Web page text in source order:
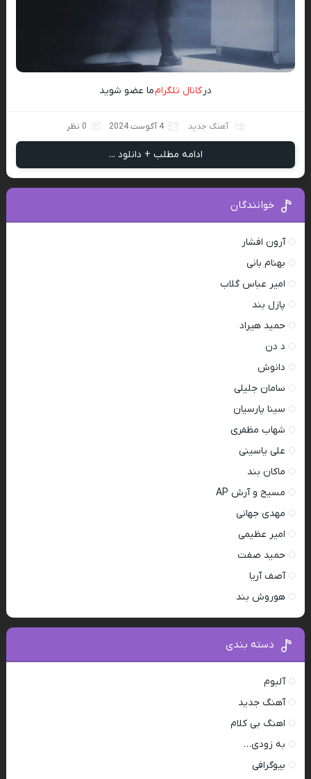
درکانال تلگرامما عضو شوید
آهنگ جدید 4 آگوست 2024 0 نظر
ادامه مطلب + دانلود ...
خوانندگان
آرون افشار
بهنام بانی
امیر عباس گلاب
پازل بند
حمید هیراد
د دن
دانوش
سامان جلیلی
سینا پارسیان
شهاب مظفری
علی یاسینی
ماکان بند
مسیح و آرش AP
مهدی جهانی
امیر عظیمی
حمید صفت
آصف آریا
هوروش بند
دسته بندی
آلبوم
آهنگ جدید
اهنگ بی کلام
به زودی…
بیوگرافی